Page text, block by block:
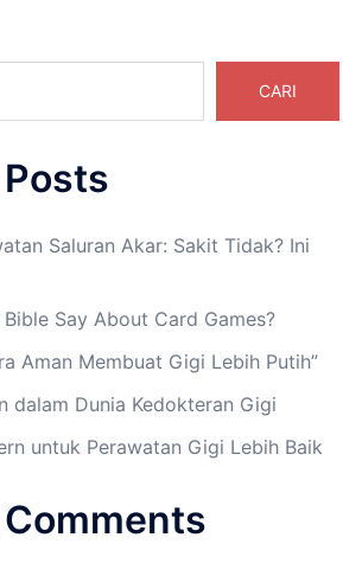
CARI
Saluran Akar: Sakit Tidak? Ini
Say About Card Games?
Aman Membuat Gigi Lebih Putih”
dalam Dunia Kedokteran Gigi
untuk Perawatan Gigi Lebih Baik